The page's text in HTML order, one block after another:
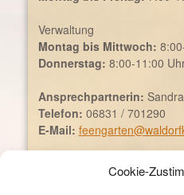
Cookie-
Verwaltung
Montag bis Mittwoch:
Donnerstag: 8:00-11:00
Ansprechpartnerin:
Telefon: 06831 / 701290
E-Mail: